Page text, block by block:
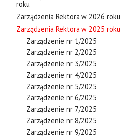
roku
Zarządzenia Rektora w 2026 roku
Zarządzenia Rektora w 2025 roku
Zarządzenie nr 1/2025
Zarządzenie nr 2/2025
Zarządzenie nr 3/2025
Zarządzenie nr 4/2025
Zarządzenie nr 5/2025
Zarządzenie nr 6/2025
Zarządzenie nr 7/2025
Zarządzenie nr 8/2025
Zarządzenie nr 9/2025